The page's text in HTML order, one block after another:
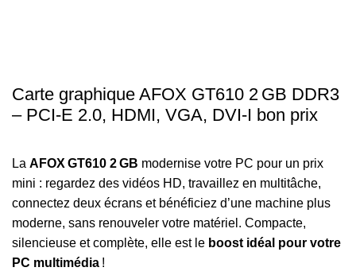
Carte graphique AFOX GT610 2 GB DDR3
– PCI‑E 2.0, HDMI, VGA, DVI‑I bon prix
La AFOX GT610 2 GB modernise votre PC pour un prix
mini : regardez des vidéos HD, travaillez en multitâche,
connectez deux écrans et bénéficiez d’une machine plus
moderne, sans renouveler votre matériel. Compacte,
silencieuse et complète, elle est le boost idéal pour votre
PC multimédia !